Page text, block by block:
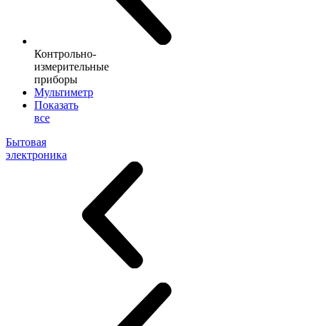
Контрольно-
измерительные
приборы
Мультиметр
Показать
все
Бытовая
электроника